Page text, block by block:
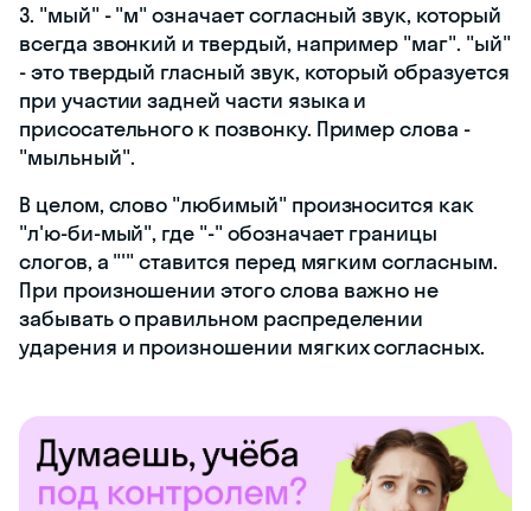
3. "мый" - "м" означает согласный звук, который
всегда звонкий и твердый, например "маг". "ый"
- это твердый гласный звук, который образуется
при участии задней части языка и
присосательного к позвонку. Пример слова -
"мыльный".
В целом, слово "любимый" произносится как
"л'ю-би-мый", где "-" обозначает границы
слогов, а "'" ставится перед мягким согласным.
При произношении этого слова важно не
забывать о правильном распределении
ударения и произношении мягких согласных.